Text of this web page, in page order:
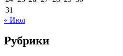
31
« Июл
Рубрики